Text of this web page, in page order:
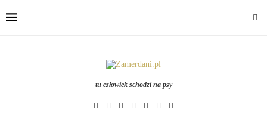
tu człowiek schodzi na psy